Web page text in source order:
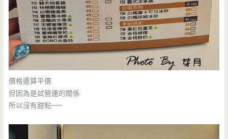
價格還算平價
但因為是試營運的關係
所以沒有甜點~~~